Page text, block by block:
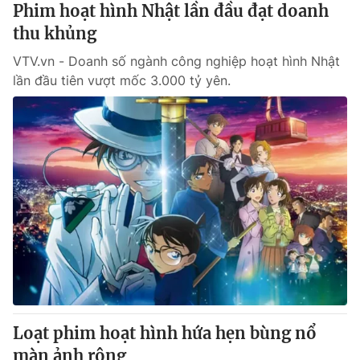
Phim hoạt hình Nhật lần đầu đạt doanh
thu khủng
VTV.vn - Doanh số ngành công nghiệp hoạt hình Nhật
lần đầu tiên vượt mốc 3.000 tỷ yên.
Loạt phim hoạt hình hứa hẹn bùng nổ
màn ảnh rộng